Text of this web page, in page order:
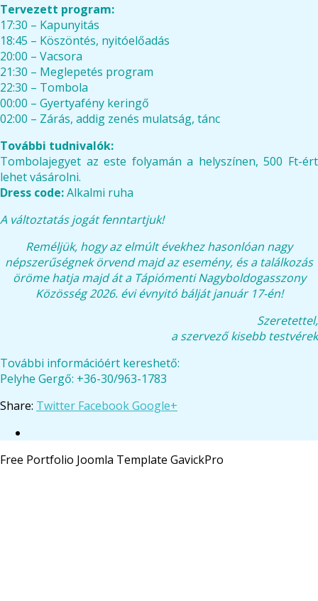
Tervezett program:
17:30 – Kapunyitás
18:45 – Köszöntés, nyitóelőadás
20:00 – Vacsora
21:30 – Meglepetés program
22:30 – Tombola
00:00 – Gyertyafény keringő
02:00 – Zárás, addig zenés mulatság, tánc
További tudnivalók:
Tombolajegyet az este folyamán a helyszínen, 500 Ft-ért
lehet vásárolni.
Dress code:Alkalmi ruha
A változtatás jogát fenntartjuk!
Reméljük, hogy az elmúlt évekhez hasonlóan nagy
népszerűségnek örvend majd az esemény, és a találkozás
öröme hatja majd át a Tápiómenti Nagyboldogasszony
Közösség 2026. évi évnyitó bálját január 17-én!
Szeretettel,
a szervező kisebb testvérek
További információért kereshető:
Pelyhe Gergő: +36-30/963-1783
Share: Twitter FacebookGoogle+
Free Portfolio Joomla Template GavickPro